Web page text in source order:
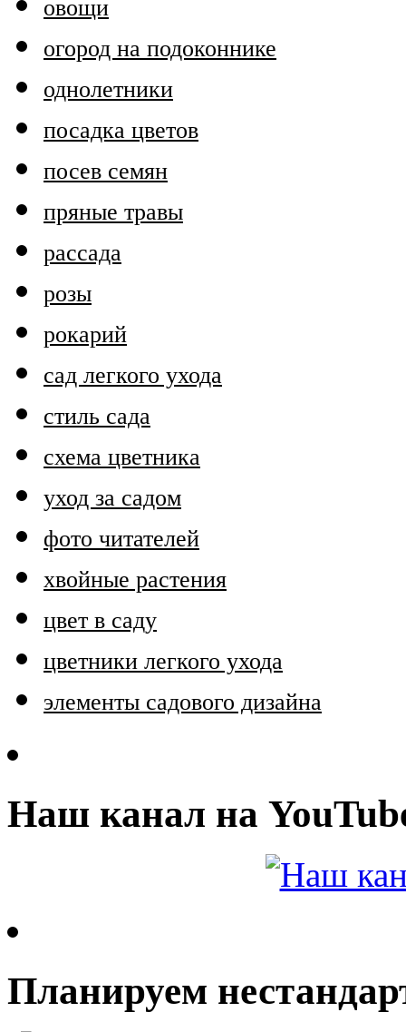
овощи
огород на подоконнике
однолетники
посадка цветов
посев семян
пряные травы
рассада
розы
рокарий
сад легкого ухода
стиль сада
схема цветника
уход за садом
фото читателей
хвойные растения
цвет в саду
цветники легкого ухода
элементы садового дизайна
Наш канал на
Планируем